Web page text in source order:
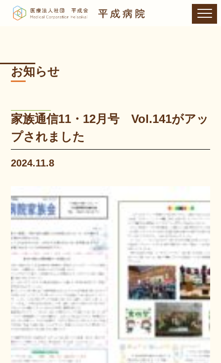
お知らせ
家族通信11・12月号 Vol.141がアッ
プされました
2024.11.8